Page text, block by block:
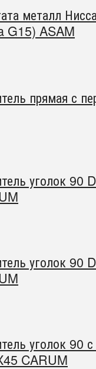
металл
G15) ASAM
прямая с
уголок 90
уголок 90
уголок 90
CARUM